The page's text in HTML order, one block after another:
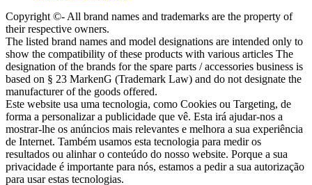
Copyright ©- All brand names and trademarks are the property of
their respective owners.
The listed brand names and model designations are intended only to
show the compatibility of these products with various articles The
designation of the brands for the spare parts / accessories business is
based on § 23 MarkenG (Trademark Law) and do not designate the
manufacturer of the goods offered.
Este website usa uma tecnologia, como Cookies ou Targeting, de
forma a personalizar a publicidade que vê. Esta irá ajudar-nos a
mostrar-lhe os anúncios mais relevantes e melhora a sua experiência
de Internet. Também usamos esta tecnologia para medir os
resultados ou alinhar o conteúdo do nosso website. Porque a sua
privacidade é importante para nós, estamos a pedir a sua autorização
para usar estas tecnologias.